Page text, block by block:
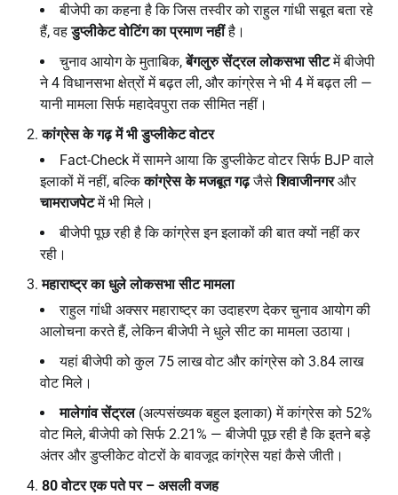
बीजेपी का कहना है कि जिस तस्वीर को राहुल गांधी सबूत बता रहे
हैं, वहडुप्लीकेट वोटिंग का प्रमाण नहींहै।
चुनाव आयोग के मुताबिक,बेंगलुरु सेंट्रल लोकसभा सीटमें बीजेपी
ने 4 विधानसभा क्षेत्रों में बढ़त ली, और कांग्रेस ने भी 4 में बढ़त ली —
यानी मामला सिर्फ महादेवपुरा तक सीमित नहीं।
कांग्रेस के गढ़ में भी डुप्लीकेट वोटर
Fact-Check में सामने आया कि डुप्लीकेट वोटर सिर्फ BJP वाले
इलाकों में नहीं, बल्किकांग्रेस के मजबूत गढ़जैसेशिवाजीनगरऔर
चामराजपेटमें भी मिले।
बीजेपी पूछ रही है कि कांग्रेस इन इलाकों की बात क्यों नहीं कर
रही।
महाराष्ट्र का धुले लोकसभा सीट मामला
राहुल गांधी अक्सर महाराष्ट्र का उदाहरण देकर चुनाव आयोग की
आलोचना करते हैं, लेकिन बीजेपी ने धुले सीट का मामला उठाया।
यहां बीजेपी को कुल 75 लाख वोट और कांग्रेस को 3.84 लाख
वोट मिले।
मालेगांव सेंट्रल(अल्पसंख्यक बहुल इलाका) में कांग्रेस को 52%
वोट मिले, बीजेपी को सिर्फ 2.21% — बीजेपी पूछ रही है कि इतने बड़े
अंतर और डुप्लीकेट वोटरों के बावजूद कांग्रेस यहां कैसे जीती।
80वोटर एक पते पर – असली वजह